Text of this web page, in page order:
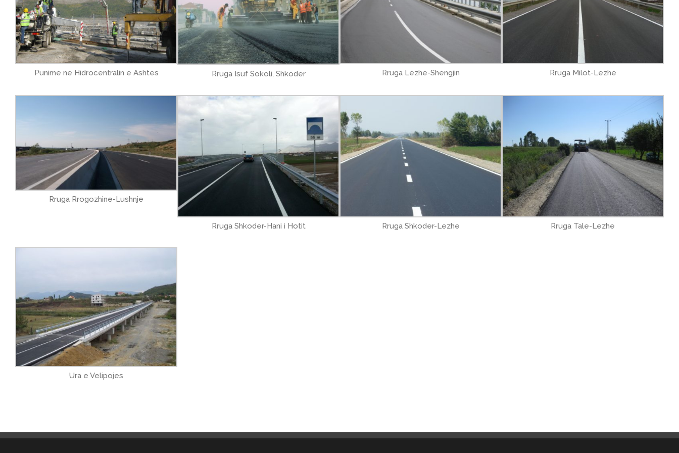
Punime ne Hidrocentralin e Ashtes Rruga Isuf Sokoli, Shkoder Rruga Lezhe-Shengjin Rruga Milot-Lezhe
Rruga Rrogozhine-Lushnje
Rruga Shkoder-Hani i Hotit Rruga Shkoder-Lezhe Rruga Tale-Lezhe
Ura e Velipojes